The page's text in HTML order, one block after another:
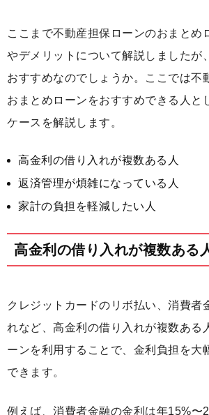
ここまで不動産担保ローンのおまとめ
やデメリットについて解説しましたが
おすすめなのでしょうか。ここでは不
おまとめローンをおすすめできる人と
ケースを解説します。
高金利の借り入れが複数ある人
返済管理が煩雑になっている人
家計の負担を軽減したい人
高金利の借り入れが複数ある
クレジットカードのリボ払い、消費者
れなど、高金利の借り入れが複数ある
ーンを利用することで、金利負担を大
できます。
例えば、消費者金融の金利は年15%〜